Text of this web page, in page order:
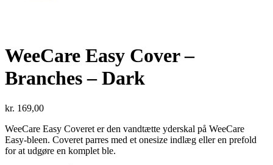
WeeCare Easy Cover –
Branches – Dark
kr. 169,00
WeeCare Easy Coveret er den vandtætte yderskal på WeeCare
Easy-bleen. Coveret parres med et onesize indlæg eller en prefold
for at udgøre en komplet ble.